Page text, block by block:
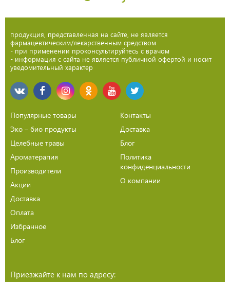
продукция, представленная на сайте, не является
фармацевтическим/лекарственным средством
- при применении проконсультируйтесь с врачом
- информация с сайта не является публичной офертой и носит
уведомительный характер
Популярные товары
Эко – био продукты
Целебные травы
Ароматерапия
Производители
Акции
Доставка
Оплата
Избранное
Блог
Контакты
Доставка
Блог
Политика
конфиденциальности
О компании
Приезжайте к нам по адресу: